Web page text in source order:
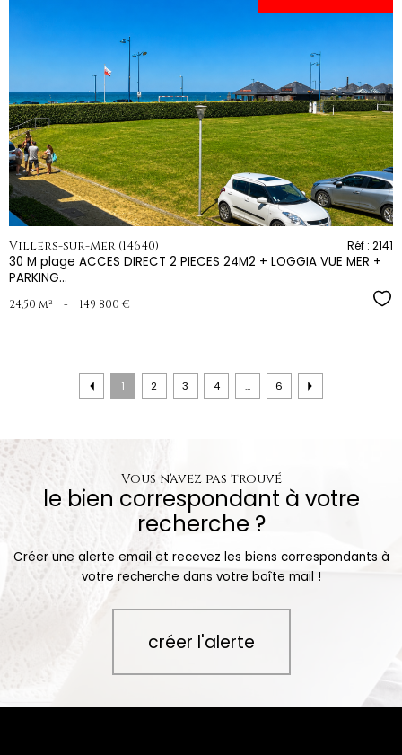
voir le
bien
Villers-sur-Mer (14640)
30 M plage ACCES DIRECT 2 PIECES 24M2 + LOGGIA VUE MER +
PARKING...
Réf : 2141
24,50 m² - 149 800 €
1 2 3 4 ... 6
Vous n'avez pas trouvé
le bien correspondant à votre
recherche ?
Créer une alerte email et recevez les biens correspondants à
votre recherche dans votre boîte mail !
créer l'alerte